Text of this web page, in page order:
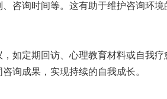
咨询时间等。这有助于维护咨询环境
如定期回访、心理教育材料或自我
询成果，实现持续的自我成长。